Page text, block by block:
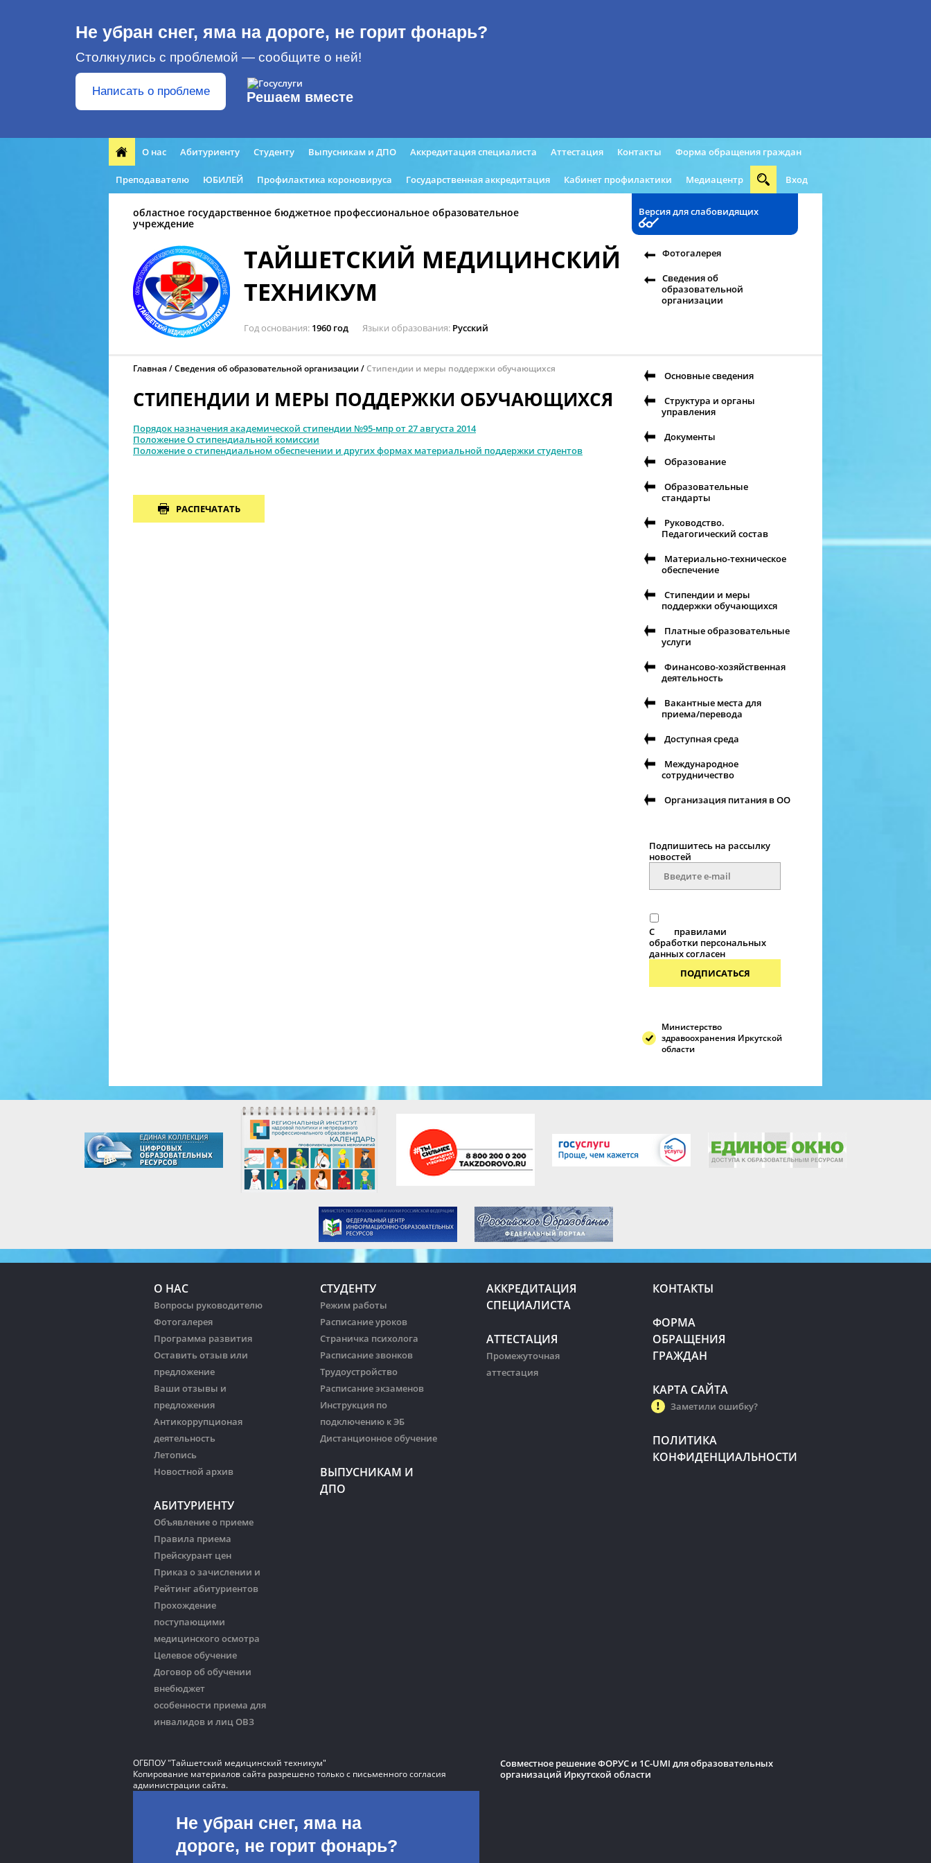
Не убран снег, яма на дороге, не горит фонарь?
Столкнулись с проблемой — сообщите о ней!
Написать о проблеме Решаем вместе
О нас Абитуриенту Студенту Выпусникам и ДПО Аккредитация специалиста Аттестация Контакты Форма обращения граждан
Преподавателю ЮБИЛЕЙ Профилактика короновируса Государственная аккредитация Кабинет профилактики Медиацентр Вход
областное государственное бюджетное профессиональное образовательное
учреждение
ТАЙШЕТСКИЙ МЕДИЦИНСКИЙ
ТЕХНИКУМ
Год основания 1960 год Языки образования Русский
Версия для слабовидящих
Фотогалерея
Сведения об
образовательной
организации
Главная Сведения об образовательной организации Стипендии и меры поддержки обучающихся
СТИПЕНДИИ И МЕРЫ ПОДДЕРЖКИ ОБУЧАЮЩИХСЯ
Порядок назначения академической стипендии №95-мпр от 27 августа 2014
Положение О стипендиальной комиссии
Положение о стипендиальном обеспечении и других формах материальной поддержки студентов
РАСПЕЧАТАТЬ
Основные сведения
Структура и органы
управления
Документы
Образование
Образовательные
стандарты
Руководство.
Педагогический состав
Материально-техническое
обеспечение
Стипендии и меры
поддержки обучающихся
Платные образовательные
услуги
Финансово-хозяйственная
деятельность
Вакантные места для
приема/перевода
Доступная среда
Международное
сотрудничество
Организация питания в ОО
Подпишитесь на рассылку
новостей
С
правилами
обработки персональных
данных согласен
ПОДПИСАТЬСЯ
Министерство
здравоохранения Иркутской
области
О НАС
Вопросы руководителю
Фотогалерея
Программа развития
Оставить отзыв или
предложение
Ваши отзывы и
предложения
Антикоррупционая
деятельность
Летопись
Новостной архив
АБИТУРИЕНТУ
Объявление о приеме
Правила приема
Прейскурант цен
Приказ о зачислении и
Рейтинг абитуриентов
Прохождение
поступающими
медицинского осмотра
Целевое обучение
Договор об обучении
внебюджет
особенности приема для
инвалидов и лиц ОВЗ
СТУДЕНТУ
Режим работы
Расписание уроков
Страничка психолога
Расписание звонков
Трудоустройство
Расписание экзаменов
Инструкция по
подключению к ЭБ
Дистанционное обучение
ВЫПУСНИКАМ И
ДПО
АККРЕДИТАЦИЯ
СПЕЦИАЛИСТА
АТТЕСТАЦИЯ
Промежуточная
аттестация
КОНТАКТЫ
ФОРМА
ОБРАЩЕНИЯ
ГРАЖДАН
КАРТА САЙТА
Заметили ошибку?
ПОЛИТИКА
КОНФИДЕНЦИАЛЬНОСТИ
ОГБПОУ "Тайшетский медицинский техникум"
Копирование материалов сайта разрешено только с письменного согласия
администрации сайта.
Не убран снег, яма на
дороге, не горит фонарь?
Совместное решение ФОРУС и 1C-UMI для образовательных
организаций Иркутской области